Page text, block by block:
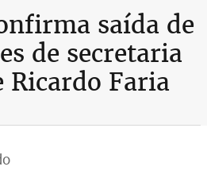
saída de
de secretaria
Ricardo Faria